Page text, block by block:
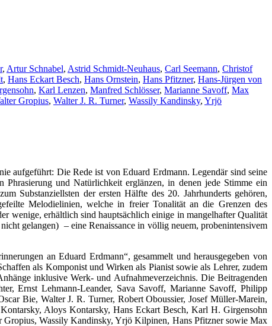
, Artur Schnabel, Astrid Schmidt-Neuhaus, Carl Seemann, Christof
, Hans Eckart Besch, Hans Ornstein, Hans Pfitzner, Hans-Jürgen von
, Karl Lenzen, Manfred Schlösser, Marianne Savoff, Max
Gropius, Walter J. R. Turner, Wassily Kandinsky, Yrjö
aufgeführt: Die Rede ist von Eduard Erdmann. Legendär sind seine
Phrasierung und Natürlichkeit erglänzen, in denen jede Stimme ein
Substanziellsten der ersten Hälfte des 20. Jahrhunderts gehören,
Melodielinien, welche in freier Tonalität an die Grenzen des
wenige, erhältlich sind hauptsächlich einige in mangelhafter Qualität
gelangen) – eine Renaissance in völlig neuem, probenintensivem
an Eduard Erdmann“, gesammelt und herausgegeben von
als Komponist und Wirken als Pianist sowie als Lehrer, zudem
inklusive Werk- und Aufnahmeverzeichnis. Die Beitragenden
Ernst Lehmann-Leander, Sava Savoff, Marianne Savoff, Philipp
Bie, Walter J. R. Turner, Robert Oboussier, Josef Müller-Marein,
Aloys Kontarsky, Hans Eckart Besch, Karl H. Girgensohn
Wassily Kandinsky, Yrjö Kilpinen, Hans Pfitzner sowie Max